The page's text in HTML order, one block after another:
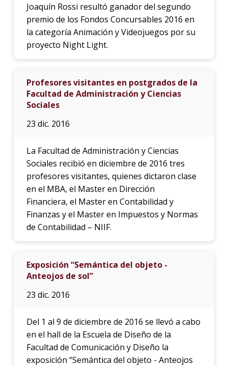
Joaquín Rossi resultó ganador del segundo
premio de los Fondos Concursables 2016 en
la categoría Animación y Videojuegos por su
proyecto Night Light.
Profesores visitantes en postgrados de la
Facultad de Administración y Ciencias
Sociales
23 dic. 2016
La Facultad de Administración y Ciencias
Sociales recibió en diciembre de 2016 tres
profesores visitantes, quienes dictaron clase
en el MBA, el Master en Dirección
Financiera, el Master en Contabilidad y
Finanzas y el Master en Impuestos y Normas
de Contabilidad – NIIF.
Exposición “Semántica del objeto -
Anteojos de sol”
23 dic. 2016
Del 1 al 9 de diciembre de 2016 se llevó a cabo
en el hall de la Escuela de Diseño de la
Facultad de Comunicación y Diseño la
exposición “Semántica del objeto - Anteojos